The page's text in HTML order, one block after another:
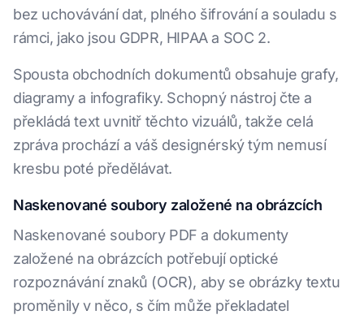
bez uchovávání dat, plného šifrování a souladu s
rámci, jako jsou GDPR, HIPAA a SOC 2.
Spousta obchodních dokumentů obsahuje grafy,
diagramy a infografiky. Schopný nástroj čte a
překládá text uvnitř těchto vizuálů, takže celá
zpráva prochází a váš designérský tým nemusí
kresbu poté předělávat.
Naskenované soubory založené na obrázcích
Naskenované soubory PDF a dokumenty
založené na obrázcích potřebují optické
rozpoznávání znaků (OCR), aby se obrázky textu
proměnily v něco, s čím může překladatel